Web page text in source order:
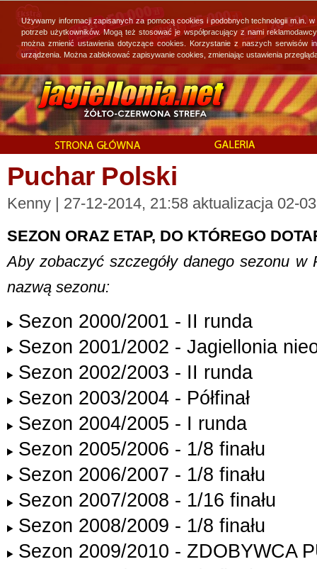
Puchar Polski
Kenny | 27-12-2014, 21:58 aktualizacja 02-
SEZON ORAZ ETAP, DO KTÓREGO
Aby zobaczyć szczegóły danego sezonu
nazwą sezonu:
Sezon 2000/2001 - II runda
Sezon 2001/2002 - Jagiellonia
Sezon 2002/2003 - II runda
Sezon 2003/2004 - Półfinał
Sezon 2004/2005 - I runda
Sezon 2005/2006 - 1/8 finału
Sezon 2006/2007 - 1/8 finału
Sezon 2007/2008 - 1/16 finału
Sezon 2008/2009 - 1/8 finału
Sezon 2009/2010 - ZDOBYWCA
Używamy informacji zapisanych za pomocą cookies i podobnych technologii
potrzeb użytkowników. Mogą też stosować je współpracujący z nami
można zmienić ustawienia dotyczące cookies. Korzystanie z naszych
urządzenia. Można zablokować zapisywanie cookies, zmieniając ustawienia